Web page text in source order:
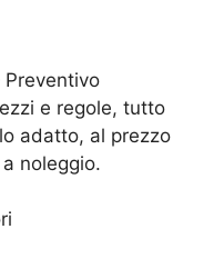
Preventivo
e regole, tutto
adatto, al prezzo
noleggio.